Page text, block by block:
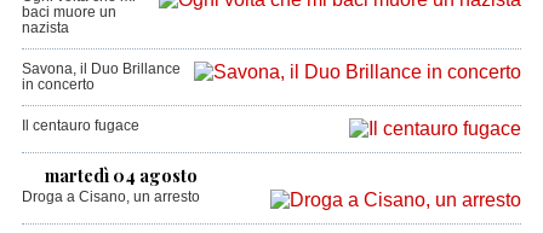
baci muore un
nazista
Savona, il Duo Brillance
in concerto
Il centauro fugace
martedì 04 agosto
Droga a Cisano, un arresto